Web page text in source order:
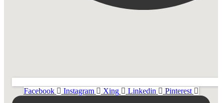
Facebook Instagram Xing Linkedin Pinterest